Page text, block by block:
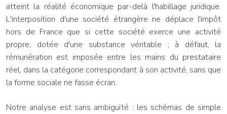
atteint la réalité économique par-delà l'habillage juridique.
L'interposition d'une société étrangère ne déplace l'impôt
hors de France que si cette société exerce une activité
propre, dotée d'une substance véritable ; à défaut, la
rémunération est imposée entre les mains du prestataire
réel, dans la catégorie correspondant à son activité, sans que
la forme sociale ne fasse écran.
Notre analyse est sans ambiguïté : les schémas de simple